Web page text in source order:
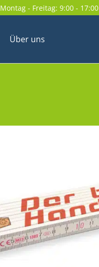
Montag - Freitag: 9:00 - 17:00
Über uns